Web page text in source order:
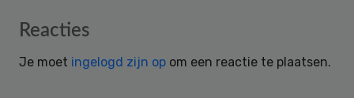
Reader
Reacties
Je moet ingelogd zijn op om een reactie te plaatsen.